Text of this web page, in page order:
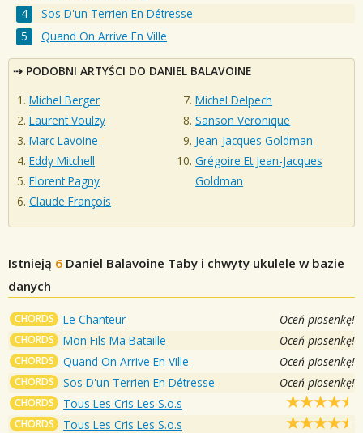
Sos D'un Terrien En Détresse
Quand On Arrive En Ville
PODOBNI ARTYŚCI DO DANIEL BALAVOINE
Michel Berger
Laurent Voulzy
Marc Lavoine
Eddy Mitchell
Florent Pagny
Claude François
Michel Delpech
Sanson Veronique
Jean-Jacques Goldman
Grégoire Et Jean-Jacques
Goldman
Istnieją 6 Daniel Balavoine Taby i chwyty ukulele w bazie
danych
CHORDS Le Chanteur Oceń piosenkę!
CHORDS Mon Fils Ma Bataille Oceń piosenkę!
CHORDS Quand On Arrive En Ville Oceń piosenkę!
CHORDS Sos D'un Terrien En Détresse Oceń piosenkę!
CHORDS Tous Les Cris Les S.o.s
CHORDS Tous Les Cris Les S.o.s